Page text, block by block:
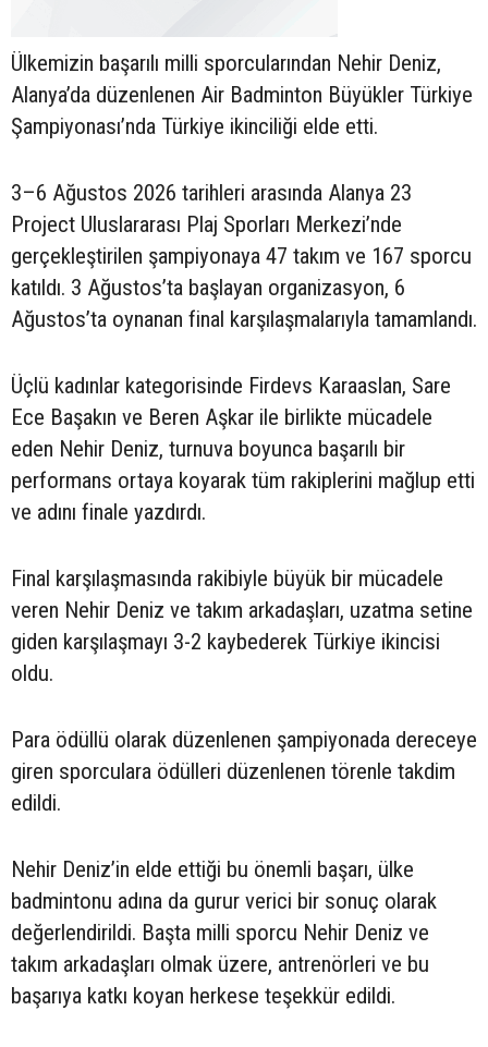
Ülkemizin başarılı milli sporcularından Nehir Deniz,
Alanya’da düzenlenen Air Badminton Büyükler Türkiye
Şampiyonası’nda Türkiye ikinciliği elde etti.
3–6 Ağustos 2026 tarihleri arasında Alanya 23
Project Uluslararası Plaj Sporları Merkezi’nde
gerçekleştirilen şampiyonaya 47 takım ve 167 sporcu
katıldı. 3 Ağustos’ta başlayan organizasyon, 6
Ağustos’ta oynanan final karşılaşmalarıyla tamamlandı.
Üçlü kadınlar kategorisinde Firdevs Karaaslan, Sare
Ece Başakın ve Beren Aşkar ile birlikte mücadele
eden Nehir Deniz, turnuva boyunca başarılı bir
performans ortaya koyarak tüm rakiplerini mağlup etti
ve adını finale yazdırdı.
Final karşılaşmasında rakibiyle büyük bir mücadele
veren Nehir Deniz ve takım arkadaşları, uzatma setine
giden karşılaşmayı 3-2 kaybederek Türkiye ikincisi
oldu.
Para ödüllü olarak düzenlenen şampiyonada dereceye
giren sporculara ödülleri düzenlenen törenle takdim
edildi.
Nehir Deniz’in elde ettiği bu önemli başarı, ülke
badmintonu adına da gurur verici bir sonuç olarak
değerlendirildi. Başta milli sporcu Nehir Deniz ve
takım arkadaşları olmak üzere, antrenörleri ve bu
başarıya katkı koyan herkese teşekkür edildi.